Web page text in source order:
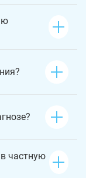
частную